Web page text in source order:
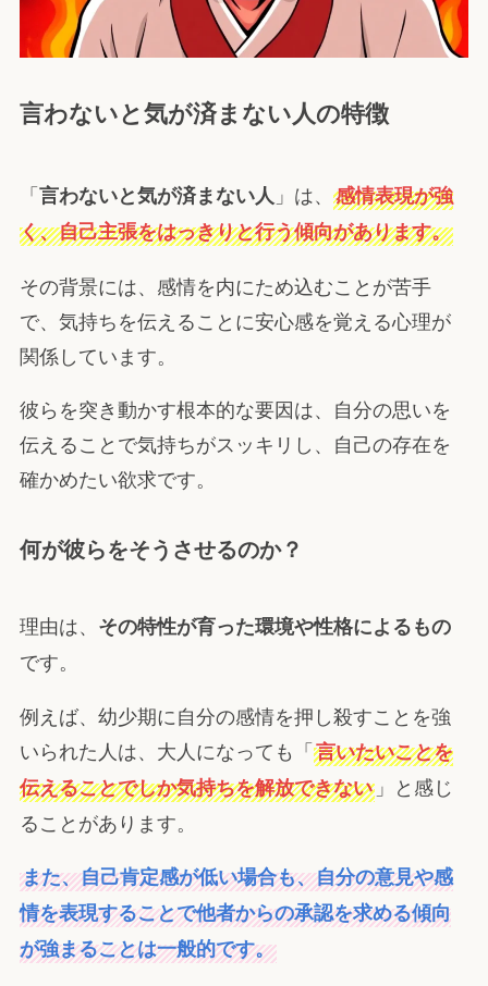
言わないと気が済まない人の特徴
「言わないと気が済まない人 」は、 感情表現が強
く、自己主張をはっきりと行う傾向があります。
その背景には、感情を内にため込むことが苦手
で、気持ちを伝えることに安心感を覚える心理が
関係しています。
彼らを突き動かす根本的な要因は、自分の思いを
伝えることで気持ちがスッキリし、自己の存在を
確かめたい欲求です。
何が彼らをそうさせるのか？
理由は、 その特性が育った環境や性格によるもの
です。
例えば、幼少期に自分の感情を押し殺すことを強
いられた人は、大人になっても「言いたいことを
伝えることでしか気持ちを解放できない」と感じ
ることがあります。
また、自己肯定感が低い場合も、自分の意見や感
情を表現することで他者からの承認を求める傾向
が強まることは一般的です。